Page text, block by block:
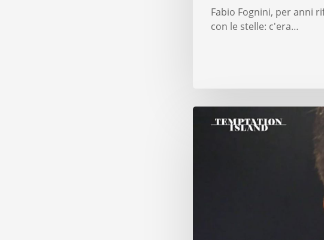
Fabio Fognini, per anni
con le stelle: c'era…